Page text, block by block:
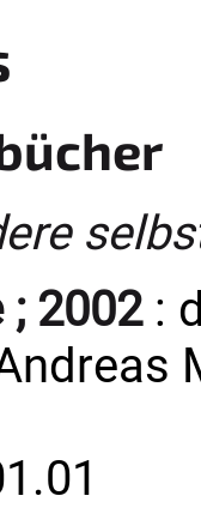
; 2002: